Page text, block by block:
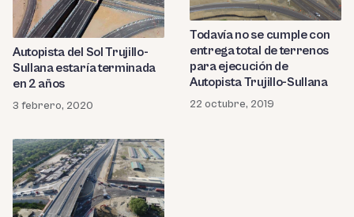
Autopista del Sol Trujillo-
Sullana estaría terminada
en 2 años
3 febrero, 2020
Todavía no se cumple con
entrega total de terrenos
para ejecución de
Autopista Trujillo-Sullana
22 octubre, 2019